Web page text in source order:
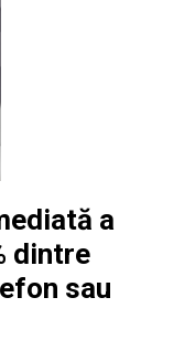
a
dintre
sau